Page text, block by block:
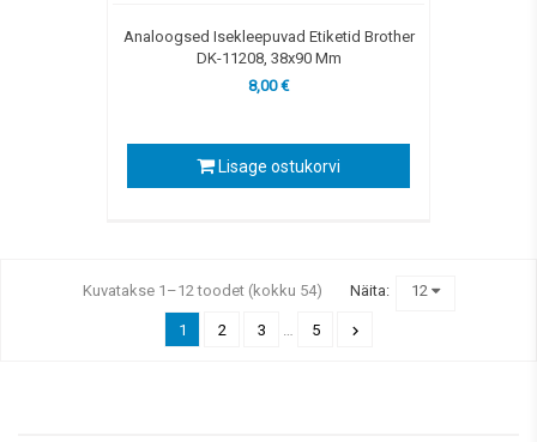
Analoogsed Isekleepuvad Etiketid Brother
DK-11208, 38x90 Mm
8,00 €
Lisage ostukorvi
Kuvatakse 1–12 toodet (kokku 54) Näita: 12
1 2 3 … 5 